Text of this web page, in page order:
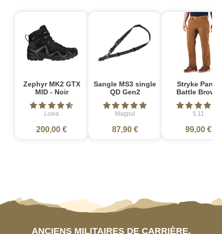
Zephyr MK2 GTX
MID - Noir
Lowa
200,00 €
Sangle MS3 single
QD Gen2
Magpul
87,90 €
Stryke Pant -
Battle Brown
5.11
99,00 €
ANCIENS MILITAIRES DE CARRIÈRE,